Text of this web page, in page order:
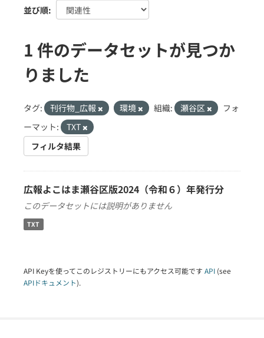
並び順
1 件のデータセットが見つか
りました
タグ: 刊行物_広報 環境 組織: 瀬谷区
フォ
ーマット:
TXT
フィルタ結果
広報よこはま瀬谷区版2024（令和６）年発行分
このデータセットには説明がありません
TXT
API Keyを使ってこのレジストリーにもアクセス可能です API (see
APIドキュメント).